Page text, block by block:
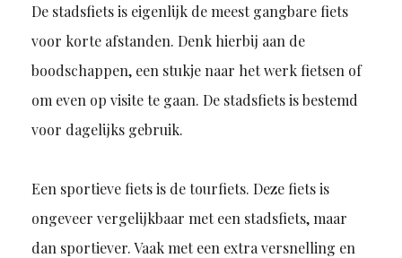
De stadsfiets is eigenlijk de meest gangbare fiets
voor korte afstanden. Denk hierbij aan de
boodschappen, een stukje naar het werk fietsen of
om even op visite te gaan. De stadsfiets is bestemd
voor dagelijks gebruik.
Een sportieve fiets is de tourfiets. Deze fiets is
ongeveer vergelijkbaar met een stadsfiets, maar
dan sportiever. Vaak met een extra versnelling en